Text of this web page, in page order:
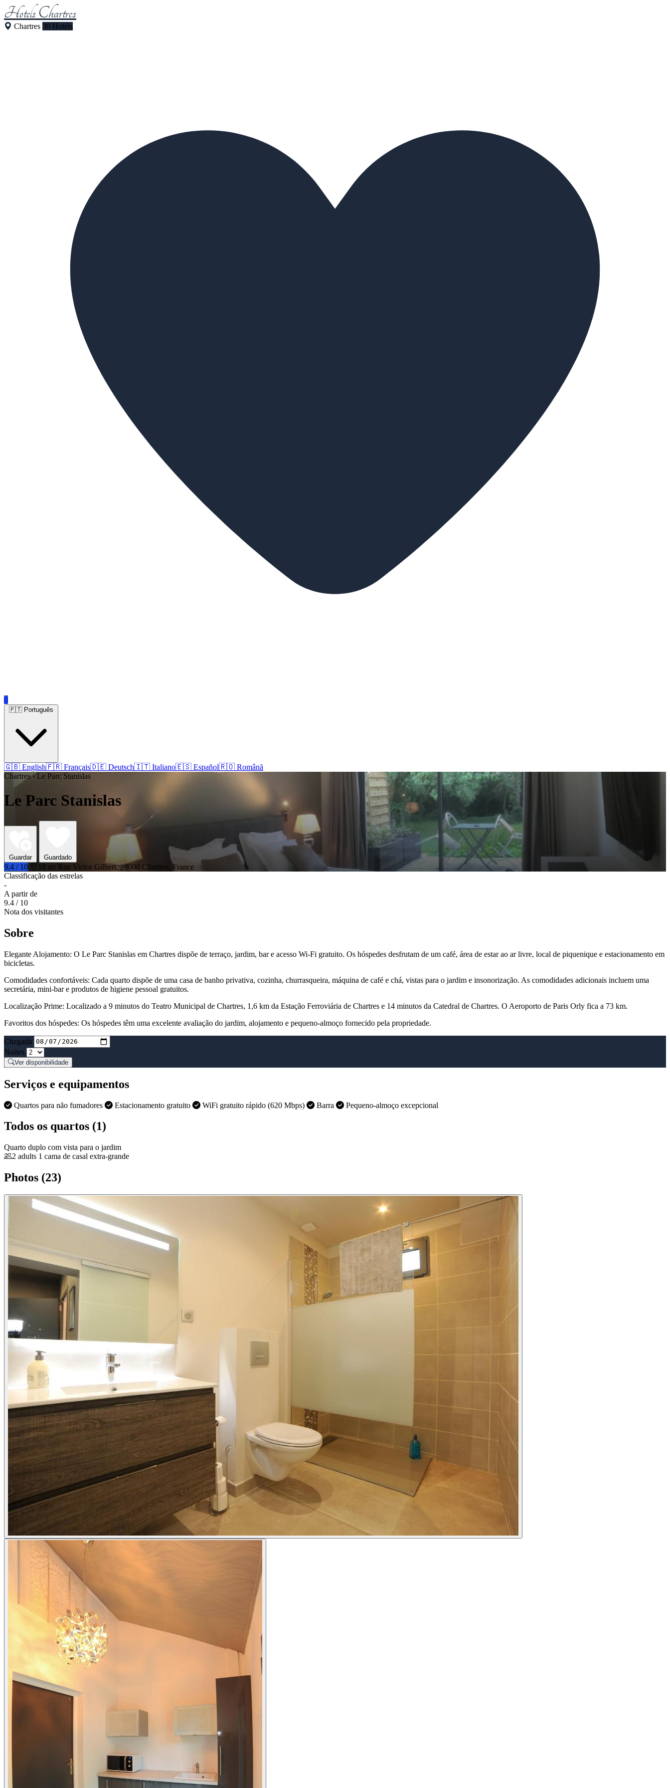
Hotels Chartres
Chartres 30 Hotéis
0
🇬🇧 English🇫🇷 Français🇩🇪 Deutsch🇮🇹 Italiano🇪🇸 Español🇷🇴 Română
Chartres › Le Parc Stanislas
Le Parc Stanislas
Guardar Guardado
9.4 / 10
18 ter Rue Victor Gilbert, 28000 Chartres, France
Classificação das estrelas
-
A partir de
9.4 / 10
Nota dos visitantes
Sobre
Elegante Alojamento: O Le Parc Stanislas em Chartres dispõe de terraço, jardim, bar e acesso Wi-Fi gratuito. Os hóspedes desfrutam de um café, área de estar ao ar livre, local de piquenique e estacionamento em
bicicletas.
Comodidades confortáveis: Cada quarto dispõe de uma casa de banho privativa, cozinha, churrasqueira, máquina de café e chá, vistas para o jardim e insonorização. As comodidades adicionais incluem uma
secretária, mini-bar e produtos de higiene pessoal gratuitos.
Localização Prime: Localizado a 9 minutos do Teatro Municipal de Chartres, 1,6 km da Estação Ferroviária de Chartres e 14 minutos da Catedral de Chartres. O Aeroporto de Paris Orly fica a 73 km.
Favoritos dos hóspedes: Os hóspedes têm uma excelente avaliação do jardim, alojamento e pequeno-almoço fornecido pela propriedade.
Chegada
Noites
Ver disponibilidade
Serviços e equipamentos
Quartos para não fumadores Estacionamento gratuito WiFi gratuito rápido (620 Mbps) Barra Pequeno-almoço excepcional
Todos os quartos (1)
Quarto duplo com vista para o jardim
2 adults 1 cama de casal extra-grande
Photos (23)